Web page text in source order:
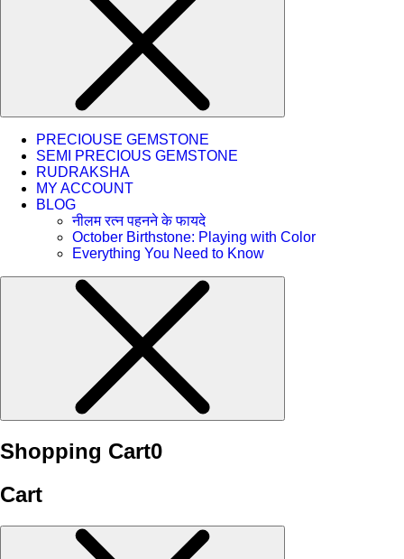
PRECIOUSE GEMSTONE
SEMI PRECIOUS GEMSTONE
RUDRAKSHA
MY ACCOUNT
BLOG
नीलम रत्न पहनने के फायदे
October Birthstone: Playing with Color
Everything You Need to Know
Shopping Cart0
Cart